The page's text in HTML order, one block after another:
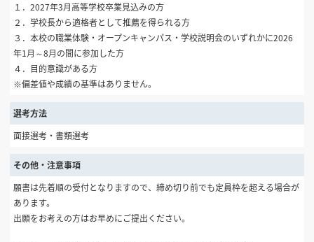
１．2027年3月高等学校卒業見込みの方
２．学校長から適格者として推薦を得られる方
３．本校の職業体験・オープンキャンパス・学校説明会のいずれかに2026
年1月～8月の間に参加した方
４．目的意識がある方
※偏差値や成績の基準はありません。
選考方法
面接選考・書類選考
その他・注意事項
願書は先着順の受付となりますので、締め切り前でも定員枠を超える場合が
あります。
出願をお考えの方はお早めにご提出ください。